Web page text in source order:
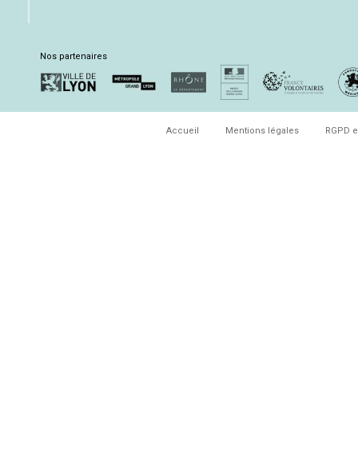
Nos partenaires
Accueil Mentions légales RGPD